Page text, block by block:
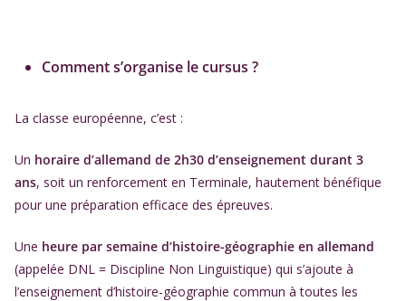
Comment s’organise le cursus ?
La classe européenne, c’est :
Un horaire d’allemand de 2h30 d’enseignement durant 3
ans, soit un renforcement en Terminale, hautement bénéfique
pour une préparation efficace des épreuves.
Une heure par semaine d’histoire-géographie en allemand
(appelée DNL = Discipline Non Linguistique) qui s’ajoute à
l’enseignement d’histoire-géographie commun à toutes les